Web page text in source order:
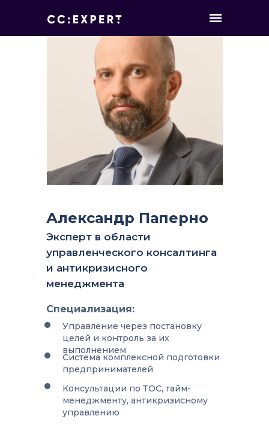
Александр Паперно
Эксперт в области
управленческого консалтинга
и антикризисного
менеджмента
Специализация:
Управление через постановку
целей и контроль за их
выполнением
Консультации по ТОС, тайм-
менеджменту, антикризисному
управлению
Система комплексной подготовки
предпринимателей